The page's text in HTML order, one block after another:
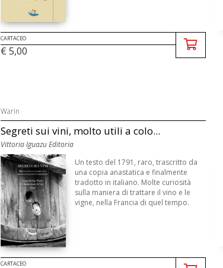
CARTACEO
€ 5,00
Warin
Segreti sui vini, molto utili a colo...
Vittoria Iguazu Editoria
Un testo del 1791, raro, trascritto da
una copia anastatica e finalmente
tradotto in italiano. Molte curiosità
sulla maniera di trattare il vino e le
vigne, nella Francia di quel tempo.
CARTACEO